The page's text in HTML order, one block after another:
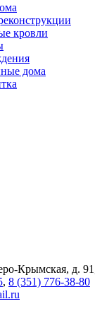
кровли
дома
Крымская, д.
, 8 (351) 776-38-80